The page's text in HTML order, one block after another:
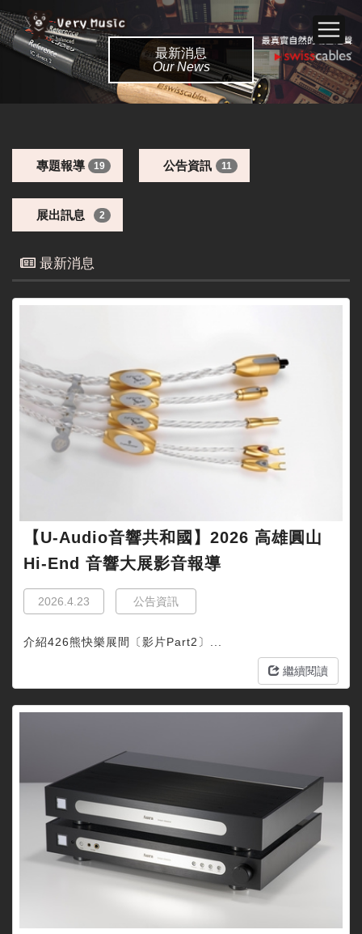
最新消息
Our News
專題報導 19 公告資訊 11
展出訊息 2
最新消息
【U-Audio音響共和國】2026 高雄圓山
Hi-End 音響大展影音報導
2026.4.23 公告資訊
介紹426熊快樂展間〔影片Part2〕...
繼續閱讀